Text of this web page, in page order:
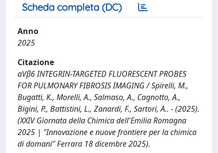
Scheda completa (DC)
Anno
2025
Citazione
αVβ6 INTEGRIN-TARGETED FLUORESCENT PROBES
FOR PULMONARY FIBROSIS IMAGING / Spirelli, M.,
Bugatti, K., Morelli, A., Salmaso, A., Cagnotto, A.,
Bigini, P., Battistini, L., Zanardi, F., Sartori, A.. - (2025).
(XXIV Giornata della Chimica dell'Emilia Romagna
2025 | "Innovazione e nuove frontiere per la chimica
di domani" Ferrara 18 dicembre 2025).